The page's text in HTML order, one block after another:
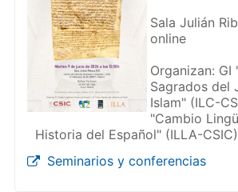
Sala Julián
online
Organizan: GI
Sagrados del
Islam" (ILC-
"Cambio
Historia del Español" (ILLA-CSIC)
Seminarios y conferencias